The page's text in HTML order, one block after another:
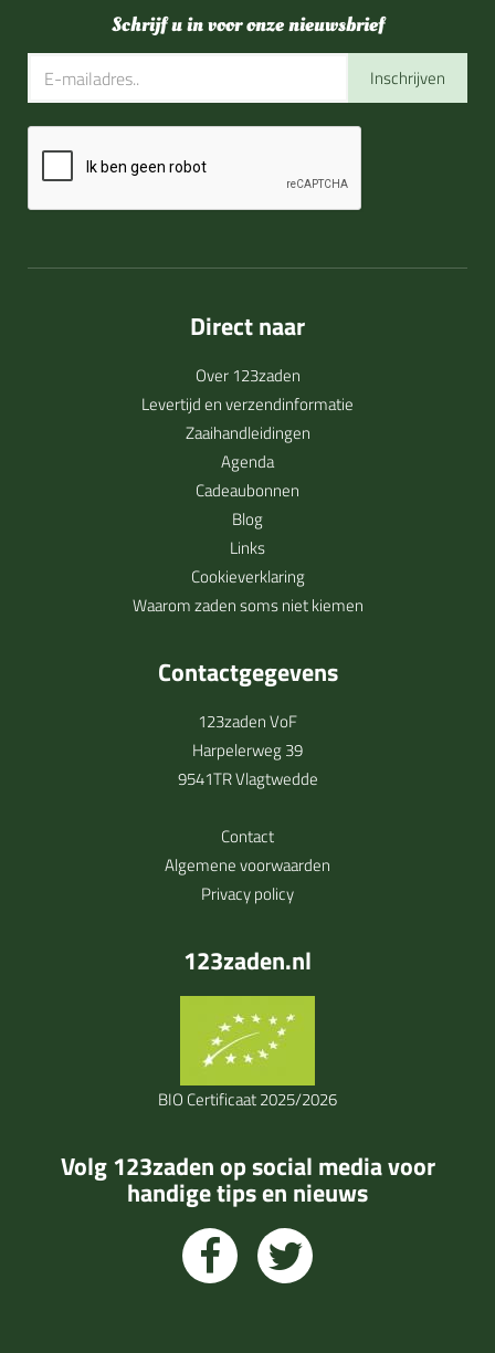
Schrijf u in voor onze nieuwsbrief
Inschrijven
Direct naar
Over 123zaden
Levertijd en verzendinformatie
Zaaihandleidingen
Agenda
Cadeaubonnen
Blog
Links
Cookieverklaring
Waarom zaden soms niet kiemen
Contactgegevens
123zaden VoF
Harpelerweg 39
9541TR Vlagtwedde
Contact
Algemene voorwaarden
Privacy policy
123zaden.nl
BIO Certificaat 2025/2026
Volg 123zaden op social media voor
handige tips en nieuws